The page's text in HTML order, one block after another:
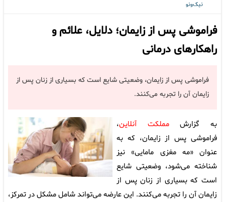
نیک‌ونو
فراموشی پس از زایمان؛ دلایل، علائم و
راهکارهای درمانی
فراموشی پس از زایمان، وضعیتی شایع است که بسیاری از زنان پس از
زایمان آن را تجربه می‌کنند.
به گزارشمملکت آنلاین،
فراموشی پس از زایمان، که به
عنوان «مه مغزی مامایی» نیز
شناخته می‌شود، وضعیتی شایع
است که بسیاری از زنان پس از
زایمان آن را تجربه می‌کنند. این عارضه می‌تواند شامل مشکل در تمرکز،